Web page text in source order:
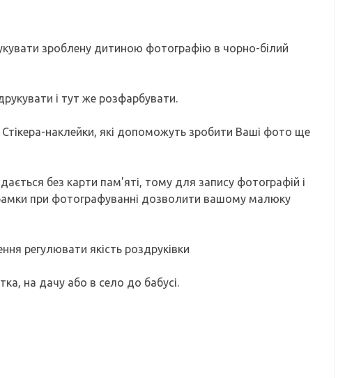
зроблену дитиною фотографію в чорно-білий
і тут же розфарбувати.
наклейки, які допоможуть зробити Ваші фото ще
без карти пам'яті, тому для запису фотографій і
при фотографуванні дозволити вашому малюку
регулювати якість роздруківки
на дачу або в село до бабусі.